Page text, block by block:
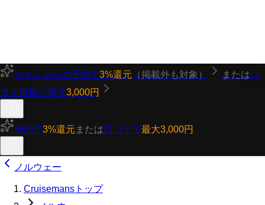
サイトからの予約で3%還元 （掲載外も対象） または口
コミ投稿で最大3,000円
予約で3%還元 または口コミで最大3,000円
ノルウェー
Cruisemansトップ